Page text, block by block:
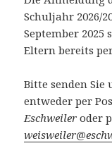
Schuljahr 2026/
September
Eltern bereits
Bitte senden Sie
entweder per
Eschweiler oder